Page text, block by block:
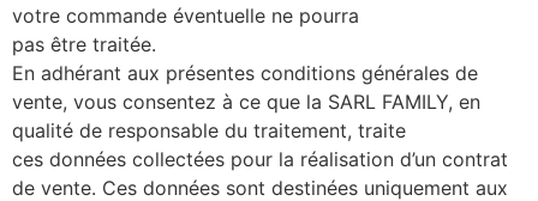
votre commande éventuelle ne pourra
pas être traitée.
En adhérant aux présentes conditions générales de
vente, vous consentez à ce que la SARL FAMILY, en
qualité de responsable du traitement, traite
ces données collectées pour la réalisation d’un contrat
de vente. Ces données sont destinées uniquement aux